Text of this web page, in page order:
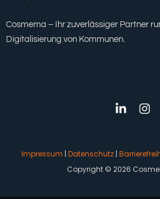
Cosmema – Ihr zuverlässiger Partner
Digitalisierung von Kommunen.
Impressum | Datenschutz |
Copyright © 2026